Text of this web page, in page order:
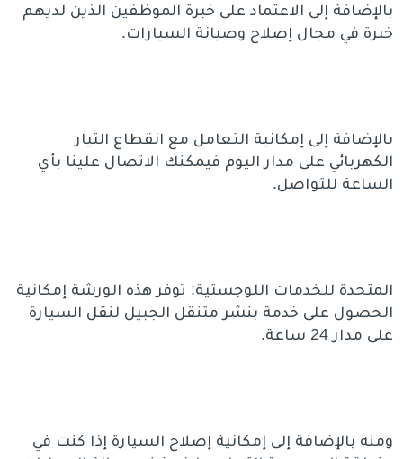
بالإضافة إلى الاعتماد على خبرة الموظفين الذين لديهم
خبرة في مجال إصلاح وصيانة السيارات.
بالإضافة إلى إمكانية التعامل مع انقطاع التيار
الكهربائي على مدار اليوم فيمكنك الاتصال علينا بأي
الساعة للتواصل.
المتحدة للخدمات اللوجستية: توفر هذه الورشة إمكانية
الحصول على خدمة بنشر متنقل الجبيل لنقل السيارة
على مدار 24 ساعة.
ومنه بالإضافة إلى إمكانية إصلاح السيارة إذا كنت في